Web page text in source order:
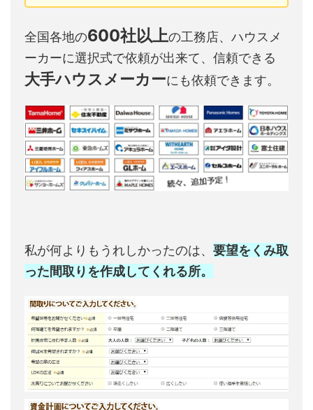
全国各地の600社以上の工務店、ハウスメ
ーカーに選択式で依頼が出来て、信頼できる
大手ハウスメーカーにも依頼できます。
私が何よりもうれしかったのは、 要望をくみ取
った間取りを作成してくれる所。